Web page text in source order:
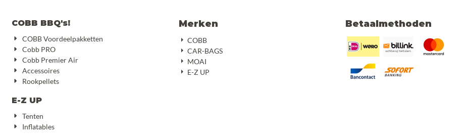
COBB BBQ's!
COBB Voordeelpakketten
Cobb PRO
Cobb Premier Air
Accessoires
Rookpellets
E-Z UP
Tenten
Inflatables
Merken
COBB
CAR-BAGS
MOAI
E-Z UP
Betaalmethoden